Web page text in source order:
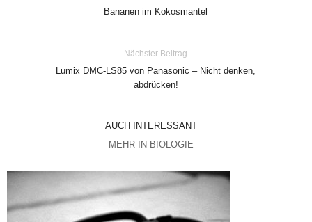
Bananen im Kokosmantel
Nächster Beitrag
Lumix DMC-LS85 von Panasonic – Nicht denken,
abdrücken!
AUCH INTERESSANT
MEHR IN BIOLOGIE